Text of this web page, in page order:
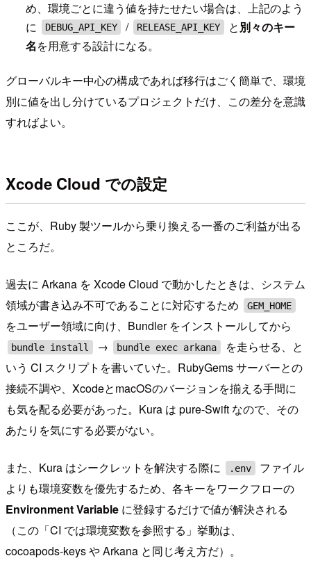
め、環境ごとに違う値を持たせたい場合は、上記のよう
に
DEBUG_API_KEY / RELEASE_API_KEY と別々のキー
名を用意する設計になる。
グローバルキー中心の構成であれば移行はごく簡単で、環境
別に値を出し分けているプロジェクトだけ、この差分を意識
すればよい。
Xcode Cloud での設定
ここが、Ruby 製ツールから乗り換える一番のご利益が出る
ところだ。
過去に Arkana を Xcode Cloud で動かしたときは、システム
領域が書き込み不可であることに対応するため
GEM_HOME
をユーザー領域に向け、Bundler をインストールしてから
bundle install → bundle exec arkana
を走らせる、と
いう CI スクリプトを書いていた。RubyGems サーバーとの
接続不調や、XcodeとmacOSのバージョンを揃える手間に
も気を配る必要があった。Kura は pure-Swift なので、その
あたりを気にする必要がない。
また、Kura はシークレットを解決する際に .env
ファイル
よりも環境変数を優先するため、各キーをワークフローの
Environment Variable に登録するだけで値が解決される
（この「CI では環境変数を参照する」挙動は、
cocoapods‑keys や Arkana と同じ考え方だ）。